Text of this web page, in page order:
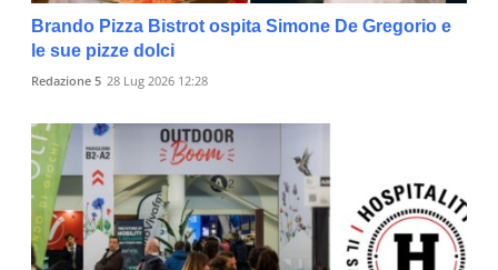
Brando Pizza Bistrot ospita Simone De Gregorio e
le sue pizze dolci
Redazione 5 28 Lug 2026 12:28